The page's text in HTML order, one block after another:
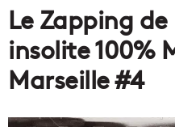
Le Zapping
insolite 100%
Marseille #4